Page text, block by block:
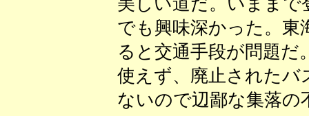
でも興味深かった。東
ると交通手段が問題
使えず、廃止されたバ
ないので辺鄙な集落の